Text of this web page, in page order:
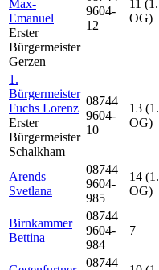
Max-
Emanuel
Erster
Bürgermeister
Gerzen
9604-
12
11 (1.
OG)
1.
Bürgermeister
Fuchs Lorenz
Erster
Bürgermeister
Schalkham
08744
9604-
10
13 (1.
OG)
Arends
Svetlana
08744
9604-
985
14 (1.
OG)
Birnkammer
Bettina
08744
9604-
984
7
08744